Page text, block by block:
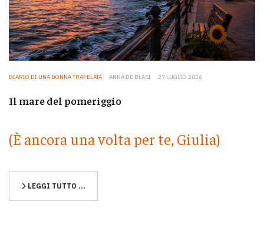
DIARIO DI UNA DONNA TRAFELATA ANNA DE BLASI 27 LUGLIO 2026
Il mare del pomeriggio
(È ancora una volta per te, Giulia)
LEGGI TUTTO …